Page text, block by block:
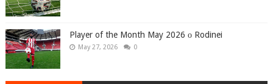
Player of the Month May 2026 ο Rodinei
May 27, 2026 0